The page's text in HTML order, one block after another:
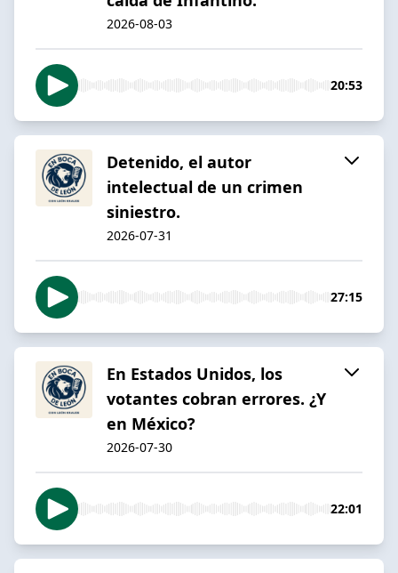
2026-08-03
20:53
Detenido, el autor
intelectual de un crimen
siniestro.
2026-07-31
27:15
En Estados Unidos, los
votantes cobran errores. ¿Y
en México?
2026-07-30
22:01